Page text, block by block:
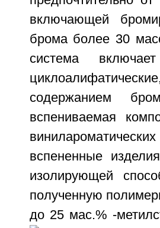
включающей
брома более 30
система
содержанием
вспениваемая
вспененные
изолирующей
полученную
до 25 мас.% -